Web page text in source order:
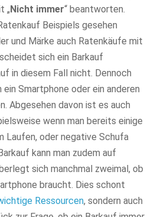
„Nicht immer“ beantworten.
Beispiels gesehen
und Märke auch Ratenkäufe mit
sich ein Barkauf
in diesem Fall nicht. Dennoch
Smartphone oder ein anderen
Abgesehen davon ist es auch
wenn man bereits einige
Laufen, oder negative Schufa
kann man zudem auf
sich manchmal zweimal, ob
braucht. Dies schont
Ressourcen, sondern auch